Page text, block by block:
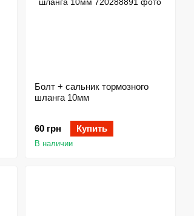
Болт + сальник тормозного
шланга 10мм
60 грн Купить
В наличии